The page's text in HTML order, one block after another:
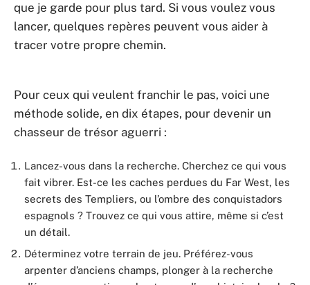
que je garde pour plus tard. Si vous voulez vous
lancer, quelques repères peuvent vous aider à
tracer votre propre chemin.
Pour ceux qui veulent franchir le pas, voici une
méthode solide, en dix étapes, pour devenir un
chasseur de trésor aguerri :
Lancez-vous dans la recherche. Cherchez ce qui vous
fait vibrer. Est-ce les caches perdues du Far West, les
secrets des Templiers, ou l’ombre des conquistadors
espagnols ? Trouvez ce qui vous attire, même si c’est
un détail.
Déterminez votre terrain de jeu. Préférez-vous
arpenter d’anciens champs, plonger à la recherche